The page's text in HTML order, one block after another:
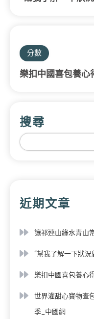
分數
樂扣中國喜包養心
搜尋
近期文章
讓祁連山綠水青山
“幫我了解一下狀
樂扣中國喜包養心
世界灌甜心寶物查
季_中國網